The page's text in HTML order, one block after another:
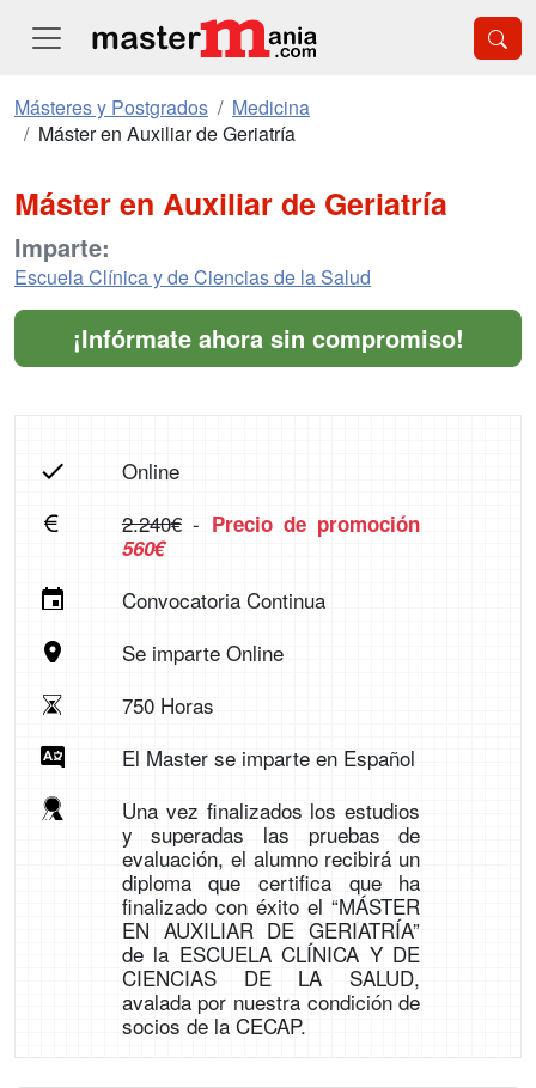
Másteres y Postgrados
Medicina
Máster en Auxiliar de Geriatría
Máster en Auxiliar de Geriatría
Imparte:
Escuela Clínica y de Ciencias de la Salud
¡Infórmate ahora sin compromiso!
Online
2.240€- Precio de promoción
560€
Convocatoria Continua
Se imparte Online
750 Horas
El Master se imparte en Español
Una vez finalizados los estudios
y superadas las pruebas de
evaluación, el alumno recibirá un
diploma que certifica que ha
finalizado con éxito el “MÁSTER
EN AUXILIAR DE GERIATRÍA”
de la ESCUELA CLÍNICA Y DE
CIENCIAS DE LA SALUD,
avalada por nuestra condición de
socios de la CECAP.